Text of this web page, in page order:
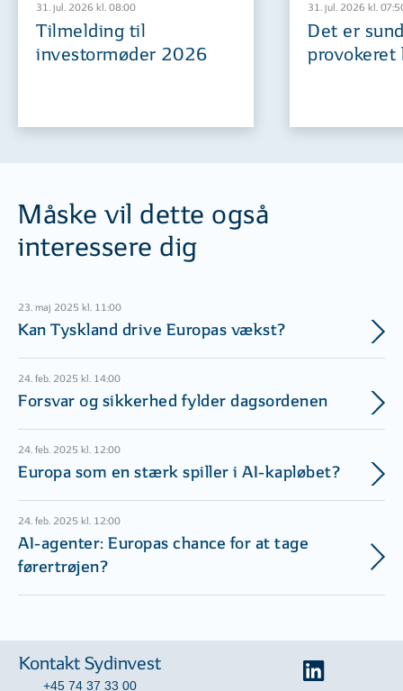
31. jul. 2026 kl. 08:00
Tilmelding til
investormøder 2026
31. jul. 2026 kl.
Det er
provokeret
Måske vil dette også
interessere dig
23. maj 2025 kl. 11:00
Kan Tyskland drive Europas vækst?
24. feb. 2025 kl. 14:00
Forsvar og sikkerhed fylder dagsordenen
24. feb. 2025 kl. 12:00
Europa som en stærk spiller i AI-kapløbet?
24. feb. 2025 kl. 12:00
AI-agenter: Europas chance for at tage
førertrøjen?
Kontakt Sydinvest
+45 74 37 33 00